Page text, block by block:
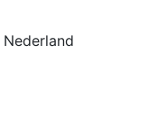
Nederland